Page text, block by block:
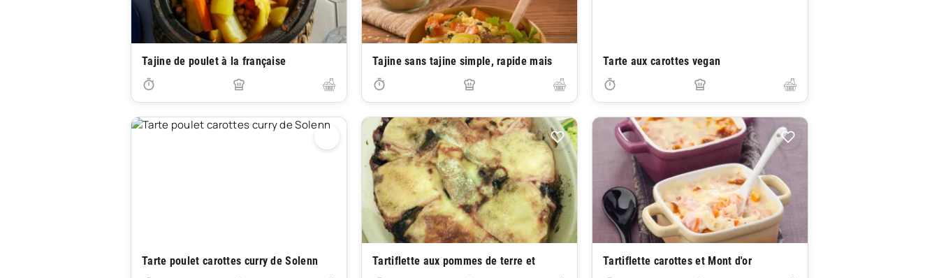
Tajine de poulet à la française Tajine sans tajine simple, rapide mais Tarte aux carottes vegan
Tarte poulet carottes curry de Solenn Tartiflette aux pommes de terre et Tartiflette carottes et Mont d'or